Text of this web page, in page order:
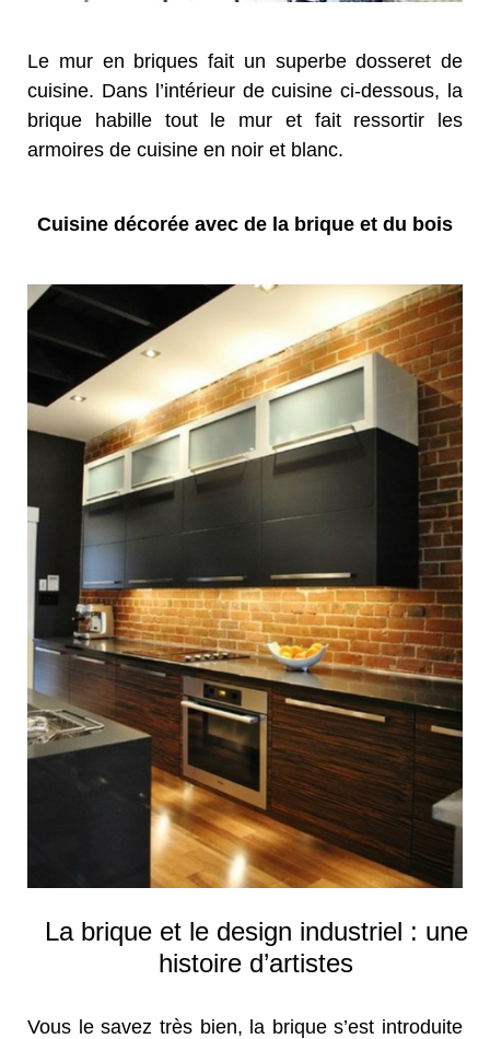
Le mur en briques fait un superbe dosseret de
cuisine. Dans l’intérieur de cuisine ci-dessous, la
brique habille tout le mur et fait ressortir les
armoires de cuisine en noir et blanc.
Cuisine décorée avec de la brique et du bois
La brique et le design industriel : une
histoire d’artistes
Vous le savez très bien, la brique s’est introduite